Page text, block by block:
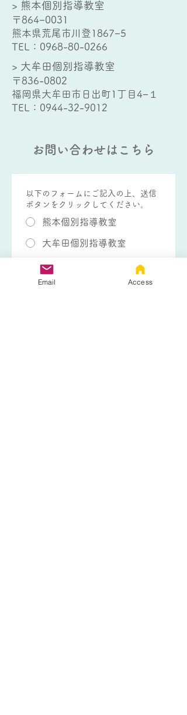
> 熊本個別指導教室
〒864−0031
熊本県荒尾市川登1867−5
TEL： 0968-80-0266
> 大牟田個別指導教室
〒836-0802
福岡県大牟田市日出町1丁目4−１
TEL： 0944-32-9012
お問い合わせはこちら
以下のフォームにご記入の上、送信
ボタンをクリックしてください。
熊本個別指導教室
大牟田個別指導教室
熊本個別指導教室 フリース
クールコース
Email Access